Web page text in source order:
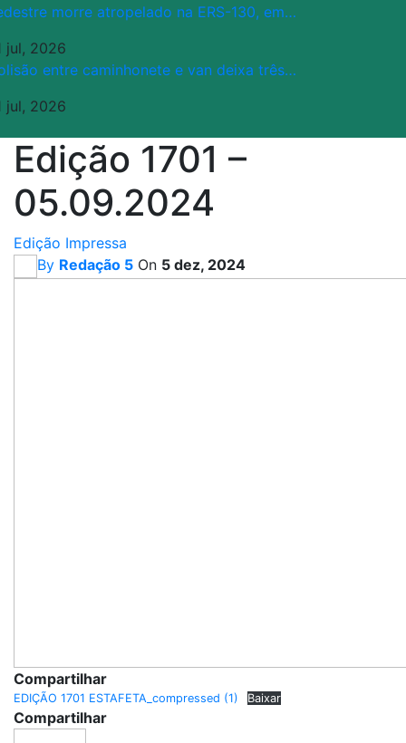
morre atropelado na ERS-130, em…
jul, 2026
entre caminhonete e van deixa três…
jul, 2026
Edição 1701 –
05.09.2024
Edição Impressa
By Redação 5 On 5 dez, 2024
Compartilhar
EDIÇÃO 1701 ESTAFETA_compressed (1) Baixar
Compartilhar